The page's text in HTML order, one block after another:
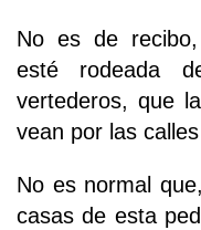
No es de
esté rodeada
vertederos, que
vean por las
No es normal
casas de esta